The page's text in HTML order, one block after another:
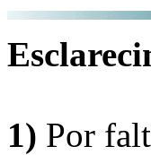
1) Por